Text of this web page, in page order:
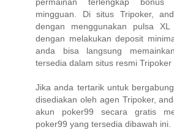
permainan terlengkap
mingguan. Di situs Tripoker,
dengan menggunakan pulsa
dengan melakukan deposit
anda bisa langsung
tersedia dalam situs resmi Tripoker
Jika anda tertarik untuk
disediakan oleh agen Tripoker,
akun poker99 secara gratis
poker99 yang tersedia dibawah ini.